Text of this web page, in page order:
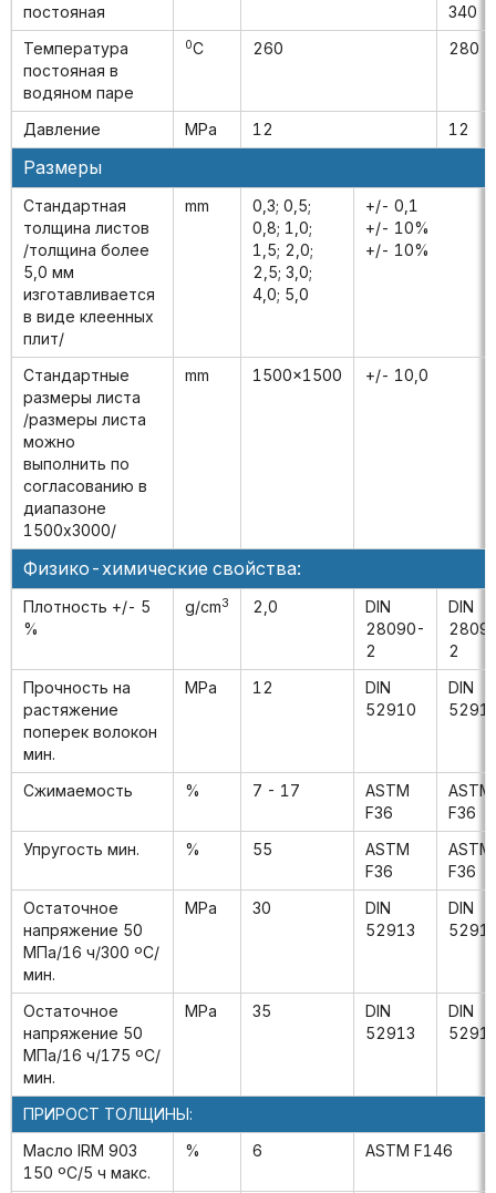
постояная
340
Температура
постояная в
водяном паре
0C 260 280
Давление MPa 12 12
Размеры
Стандартная
толщина листов
/толщина более
5,0 мм
изготавливается
в виде клеенных
плит/
mm
0,3; 0,5;
0,8; 1,0;
1,5; 2,0;
2,5; 3,0;
4,0; 5,0
+/- 0,1
+/- 10%
+/- 10%
Стандартные
размеры листа
/размеры листа
можно
выполнить по
согласованию в
диапазоне
1500x3000/
mm 1500x1500 +/- 10,0
Физико-химические свойства:
Плотность +/- 5
%
g/cm3 2,0
DIN
28090-
2
DIN
2
Прочность на
растяжение
поперек волокон
мин.
MPa 12
DIN
52910
DIN
Сжимаемость % 7 - 17
ASTM
F36
ASTM
F36
Упругость мин.
% 55
ASTM
F36
ASTM
F36
Остаточное
напряжение 50
MПa/16 ч/300 ºC/
мин.
MPa 30
DIN
52913
DIN
Остаточное
напряжение 50
MПa/16 ч/175 ºC/
мин.
MPa 35
DIN
52913
DIN
ПРИРОСТ ТОЛЩИНЫ:
Масло IRM 903
150 ºC/5 ч макс.
% 6 ASTM F146